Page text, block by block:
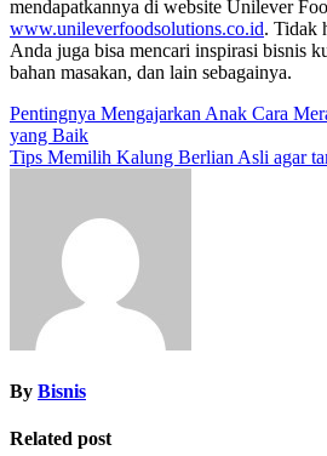
mendapatkannya di website Unilever
www.unileverfoodsolutions.co.id. Tidak
Anda juga bisa mencari inspirasi bisnis
bahan masakan, dan lain sebagainya.
Post
navigation
Pentingnya Mengajarkan Anak Cara
yang Baik
Tips Memilih Kalung Berlian Asli agar
By Bisnis
Related post